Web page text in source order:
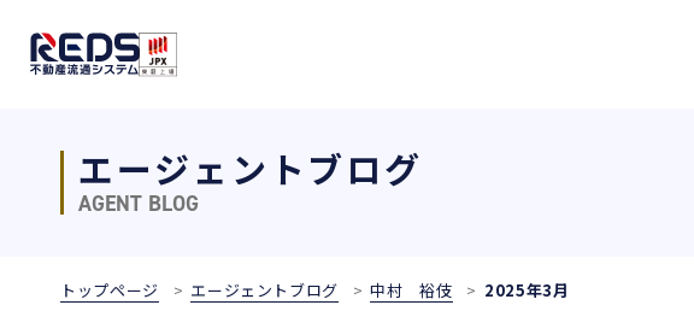
エージェントブログ
AGENT BLOG
トップページ エージェントブログ 中村 裕伎 2025年3月